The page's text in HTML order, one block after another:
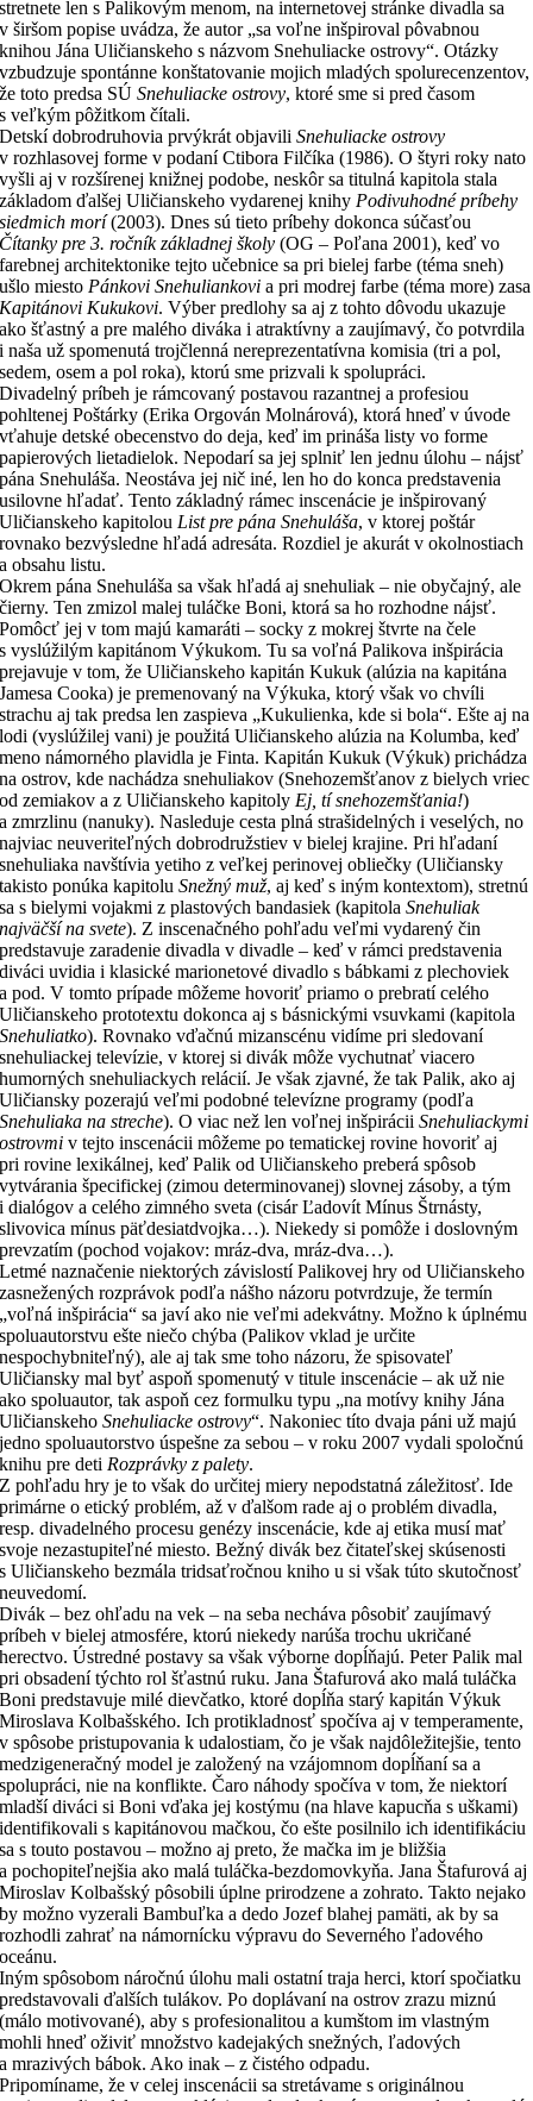
stretnete len s Palikovým menom, na internetovej stránke divadla sa
v širšom popise uvádza, že autor „sa voľne inšpiroval pôvabnou
knihou Jána Uličianskeho s názvom Snehuliacke ostrovy“. Otázky
vzbudzuje spontánne konštatovanie mojich mladých spolurecenzentov,
že toto predsa SÚ Snehuliacke ostrovy, ktoré sme si pred časom
s veľkým pôžitkom čítali.
Detskí dobrodruhovia prvýkrát objaviliSnehuliacke ostrovy
v rozhlasovej forme v podaní Ctibora Filčíka (1986). O štyri roky nato
vyšli aj v rozšírenej knižnej podobe, neskôr sa titulná kapitola stala
základom ďalšej Uličianskeho vydarenej knihy Podivuhodné príbehy
siedmich morí(2003). Dnes sú tieto príbehy dokonca súčasťou
Čítanky pre 3. ročník základnej školy (OG – Poľana 2001), keď vo
farebnej architektonike tejto učebnice sa pri bielej farbe (téma sneh)
ušlo miesto Pánkovi Snehuliankovia pri modrej farbe (téma more) zasa
Kapitánovi Kukukovi. Výber predlohy sa aj z tohto dôvodu ukazuje
ako šťastný a pre malého diváka i atraktívny a zaujímavý, čo potvrdila
i naša už spomenutá trojčlenná nereprezentatívna komisia (tri a pol,
sedem, osem a pol roka), ktorú sme prizvali k spolupráci.
Divadelný príbeh je rámcovaný postavou razantnej a profesiou
pohltenej Poštárky (Erika Orgován Molnárová), ktorá hneď v úvode
vťahuje detské obecenstvo do deja, keď im prináša listy vo forme
papierových lietadielok. Nepodarí sa jej splniť len jednu úlohu – nájsť
pána Snehuláša. Neostáva jej nič iné, len ho do konca predstavenia
usilovne hľadať. Tento základný rámec inscenácie je inšpirovaný
Uličianskeho kapitolou List pre pána Snehuláša, v ktorej poštár
rovnako bezvýsledne hľadá adresáta. Rozdiel je akurát v okolnostiach
a obsahu listu.
Okrem pána Snehuláša sa však hľadá aj snehuliak – nie obyčajný, ale
čierny. Ten zmizol malej tuláčke Boni, ktorá sa ho rozhodne nájsť.
Pomôcť jej v tom majú kamaráti – socky z mokrej štvrte na čele
s vyslúžilým kapitánom Výkukom. Tu sa voľná Palikova inšpirácia
prejavuje v tom, že Uličianskeho kapitán Kukuk (alúzia na kapitána
Jamesa Cooka) je premenovaný na Výkuka, ktorý však vo chvíli
strachu aj tak predsa len zaspieva „Kukulienka, kde si bola“. Ešte aj na
lodi (vyslúžilej vani) je použitá Uličianskeho alúzia na Kolumba, keď
meno námorného plavidla je Finta. Kapitán Kukuk (Výkuk) prichádza
na ostrov, kde nachádza snehuliakov (Snehozemšťanov z bielych vriec
od zemiakov a z Uličianskeho kapitoly Ej, tí snehozemšťania!)
a zmrzlinu (nanuky). Nasleduje cesta plná strašidelných i veselých, no
najviac neuveriteľných dobrodružstiev v bielej krajine. Pri hľadaní
snehuliaka navštívia yetiho z veľkej perinovej obliečky (Uličiansky
takisto ponúka kapitoluSnežný muž, aj keď s iným kontextom), stretnú
sa s bielymi vojakmi z plastových bandasiek (kapitolaSnehuliak
najväčší na svete). Z inscenačného pohľadu veľmi vydarený čin
predstavuje zaradenie divadla v divadle – keď v rámci predstavenia
diváci uvidia i klasické marionetové divadlo s bábkami z plechoviek
a pod. V tomto prípade môžeme hovoriť priamo o prebratí celého
Uličianskeho prototextu dokonca aj s básnickými vsuvkami (kapitola
Snehuliatko). Rovnako vďačnú mizanscénu vidíme pri sledovaní
snehuliackej televízie, v ktorej si divák môže vychutnať viacero
humorných snehuliackych relácií. Je však zjavné, že tak Palik, ako aj
Uličiansky pozerajú veľmi podobné televízne programy (podľa
Snehuliaka na streche). O viac než len voľnej inšpiráciiSnehuliackymi
ostrovmiv tejto inscenácii môžeme po tematickej rovine hovoriť aj
pri rovine lexikálnej, keď Palik od Uličianskeho preberá spôsob
vytvárania špecifickej (zimou determinovanej) slovnej zásoby, a tým
i dialógov a celého zimného sveta (cisár Ľadovít Mínus Štrnásty,
slivovica mínus päťdesiatdvojka…). Niekedy si pomôže i doslovným
prevzatím (pochod vojakov: mráz-dva, mráz-dva…).
Letmé naznačenie niektorých závislostí Palikovej hry od Uličianskeho
zasnežených rozprávok podľa nášho názoru potvrdzuje, že termín
„voľná inšpirácia“ sa javí ako nie veľmi adekvátny. Možno k úplnému
spoluautorstvu ešte niečo chýba (Palikov vklad je určite
nespochybniteľný), ale aj tak sme toho názoru, že spisovateľ
Uličiansky mal byť aspoň spomenutý v titule inscenácie – ak už nie
ako spoluautor, tak aspoň cez formulku typu „na motívy knihy Jána
UličianskehoSnehuliacke ostrovy“. Nakoniec títo dvaja páni už majú
jedno spoluautorstvo úspešne za sebou – v roku 2007 vydali spoločnú
knihu pre deti Rozprávky z palety.
Z pohľadu hry je to však do určitej miery nepodstatná záležitosť. Ide
primárne o etický problém, až v ďalšom rade aj o problém divadla,
resp. divadelného procesu genézy inscenácie, kde aj etika musí mať
svoje nezastupiteľné miesto. Bežný divák bez čitateľskej skúsenosti
s Uličianskeho bezmála tridsaťročnou kniho u si však túto skutočnosť
neuvedomí.
Divák – bez ohľadu na vek – na seba necháva pôsobiť zaujímavý
príbeh v bielej atmosfére, ktorú niekedy narúša trochu ukričané
herectvo. Ústredné postavy sa však výborne dopĺňajú. Peter Palik mal
pri obsadení týchto rol šťastnú ruku. Jana Štafurová ako malá tuláčka
Boni predstavuje milé dievčatko, ktoré dopĺňa starý kapitán Výkuk
Miroslava Kolbašského. Ich protikladnosť spočíva aj v temperamente,
v spôsobe pristupovania k udalostiam, čo je však najdôležitejšie, tento
medzigeneračný model je založený na vzájomnom dopĺňaní sa a
spolupráci, nie na konflikte. Čaro náhody spočíva v tom, že niektorí
mladší diváci si Boni vďaka jej kostýmu (na hlave kapucňa s uškami)
identifikovali s kapitánovou mačkou, čo ešte posilnilo ich identifikáciu
sa s touto postavou – možno aj preto, že mačka im je bližšia
a pochopiteľnejšia ako malá tuláčka-bezdomovkyňa. Jana Štafurová aj
Miroslav Kolbašský pôsobili úplne prirodzene a zohrato. Takto nejako
by možno vyzerali Bambuľka a dedo Jozef blahej pamäti, ak by sa
rozhodli zahrať na námornícku výpravu do Severného ľadového
oceánu.
Iným spôsobom náročnú úlohu mali ostatní traja herci, ktorí spočiatku
predstavovali ďalších tulákov. Po doplávaní na ostrov zrazu miznú
(málo motivované), aby s profesionalitou a kumštom im vlastným
mohli hneď oživiť množstvo kadejakých snežných, ľadových
a mrazivých bábok. Ako inak – z čistého odpadu.
Pripomíname, že v celej inscenácii sa stretávame s originálnou